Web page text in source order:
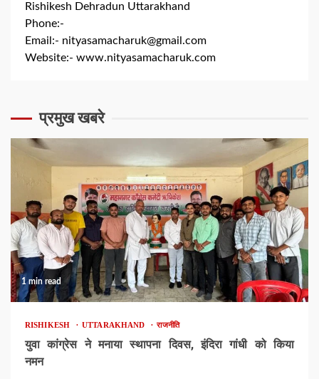
Rishikesh Dehradun Uttarakhand
Phone:-
Email:- nityasamacharuk@gmail.com
Website:- www.nityasamacharuk.com
प्रमुख खबरे
1 min read
RISHIKESH UTTARAKHAND राजनीति
युवा कांग्रेस ने मनाया स्थापना दिवस, इंदिरा गांधी को किया
नमन